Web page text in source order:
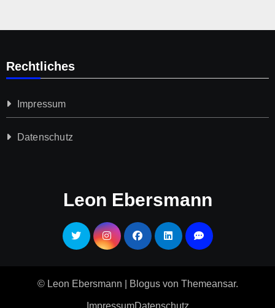
Rechtliches
Impressum
Datenschutz­
Leon Ebersmann
© Leon Ebersmann Blogusvon Themeansar.
ImpressumDatenschutz­